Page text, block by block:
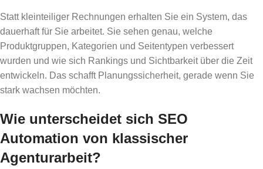
Statt kleinteiliger Rechnungen erhalten Sie ein System, das
dauerhaft für Sie arbeitet. Sie sehen genau, welche
Produktgruppen, Kategorien und Seitentypen verbessert
wurden und wie sich Rankings und Sichtbarkeit über die Zeit
entwickeln. Das schafft Planungssicherheit, gerade wenn Sie
stark wachsen möchten.
Wie unterscheidet sich SEO
Automation von klassischer
Agenturarbeit?